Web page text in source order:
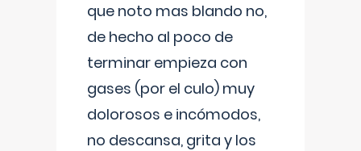
que noto mas blando no,
de hecho al poco de
terminar empieza con
gases (por el culo) muy
dolorosos e incómodos,
no descansa, grita y los